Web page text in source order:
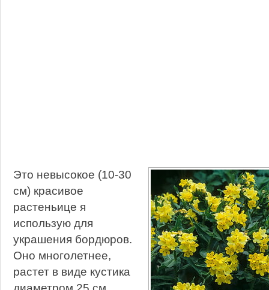
Это невысокое (10-30
см) красивое
растеньице я
использую для
украшения бордюров.
Оно многолетнее,
растет в виде кустика